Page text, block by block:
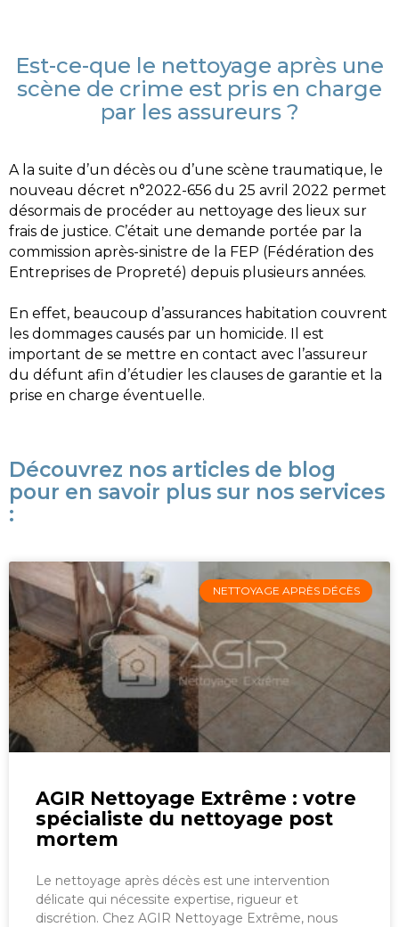
Est-ce-que le nettoyage après une
scène de crime est pris en charge
par les assureurs ?
A la suite d’un décès ou d’une scène traumatique, le
nouveau décret n°2022-656 du 25 avril 2022 permet
désormais de procéder au nettoyage des lieux sur
frais de justice. C’était une demande portée par la
commission après-sinistre de la FEP (Fédération des
Entreprises de Propreté) depuis plusieurs années.
En effet, beaucoup d’assurances habitation couvrent
les dommages causés par un homicide. Il est
important de se mettre en contact avec l’assureur
du défunt afin d’étudier les clauses de garantie et la
prise en charge éventuelle.
Découvrez nos articles de blog
pour en savoir plus sur nos services
:
NETTOYAGE APRÈS DÉCÈS
AGIR Nettoyage Extrême : votre
spécialiste du nettoyage post
mortem
Le nettoyage après décès est une intervention
délicate qui nécessite expertise, rigueur et
discrétion. Chez AGIR Nettoyage Extrême, nous